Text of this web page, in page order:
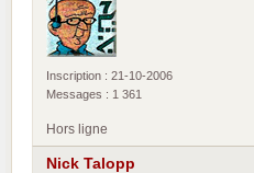
Inscription : 21-10-2006
Messages : 1 361
Hors ligne
Nick Talopp